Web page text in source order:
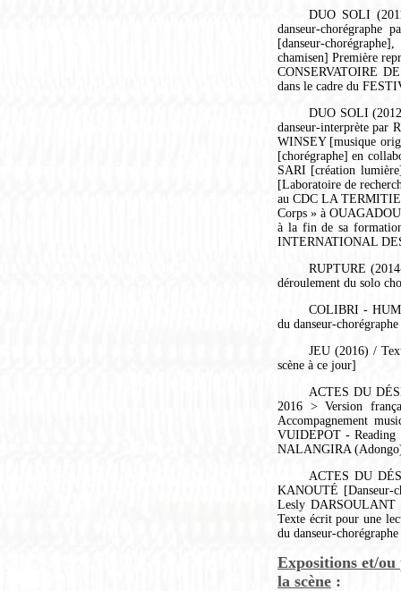
DUO SOLI
danseur-chorégraphe
[danseur-
chamisen] Première
CONSERVATOIRE
dans le cadre du
DUO SOLI
danseur-interprète par
WINSEY [musique
[chorégraphe] en
SARI [création
[Laboratoire de
au CDC LA
Corps » à
à la fin de sa
INTERNATIONAL
RUPTURE
déroulement du solo
COLIBRI -
du danseur-
JEU (2016) /
scène à ce jour]
ACTES DU
2016 > Version
Accompagnement
VUIDEPOT - Reading
NALANGIRA
ACTES DU
KANOUTÉ [Danseur-
Lesly
Texte écrit pour une
du danseur-
Expositions et/ou
la scène :